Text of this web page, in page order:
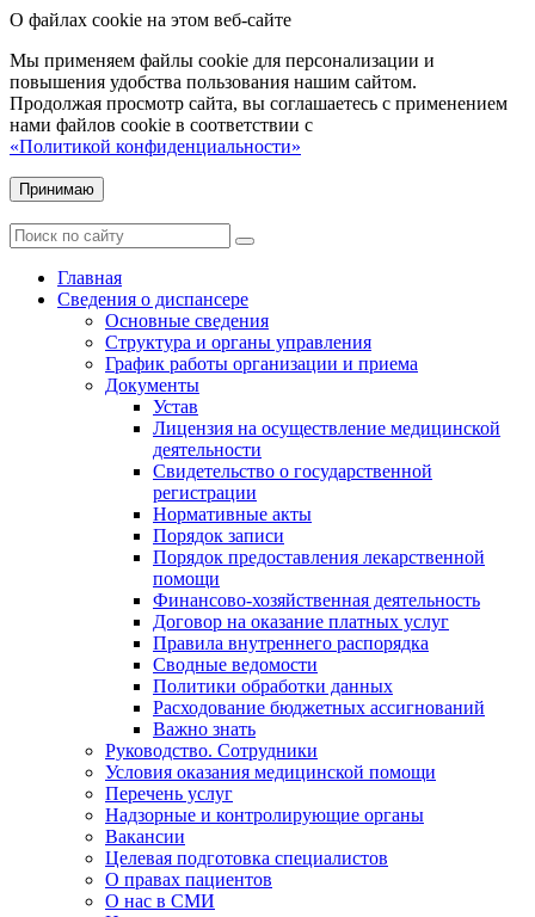
О файлах cookie на этом веб-сайте
Мы применяем файлы cookie для персонализации и
повышения удобства пользования нашим сайтом.
Продолжая просмотр сайта, вы соглашаетесь с применением
нами файлов cookie в соответствии с
«Политикой конфиденциальности»
Принимаю
Главная
Сведения о диспансере
Основные сведения
Структура и органы управления
График работы организации и приема
Документы
Устав
Лицензия на осуществление медицинской
деятельности
Свидетельство о государственной
регистрации
Нормативные акты
Порядок записи
Порядок предоставления лекарственной
помощи
Финансово-хозяйственная деятельность
Договор на оказание платных услуг
Правила внутреннего распорядка
Сводные ведомости
Политики обработки данных
Расходование бюджетных ассигнований
Важно знать
Руководство. Сотрудники
Условия оказания медицинской помощи
Перечень услуг
Надзорные и контролирующие органы
Вакансии
Целевая подготовка специалистов
О правах пациентов
О нас в СМИ